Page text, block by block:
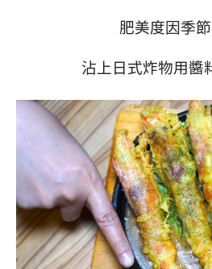
肥美度因季
沾上日式炸物用醬